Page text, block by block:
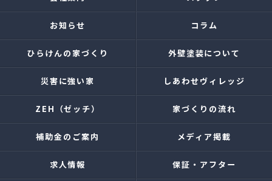
お知らせ コラム
ひらけんの家づくり 外壁塗装について
災害に強い家 しあわせヴィレッジ
ZEH（ゼッチ） 家づくりの流れ
補助金のご案内 メディア掲載
求人情報 保証・アフター